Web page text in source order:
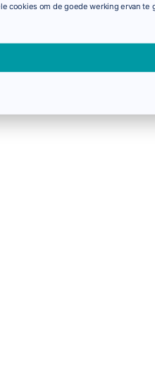
cookies om de goede werking ervan